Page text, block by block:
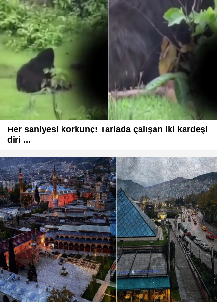
Her saniyesi korkunç! Tarlada çalışan iki kardeşi
diri ...